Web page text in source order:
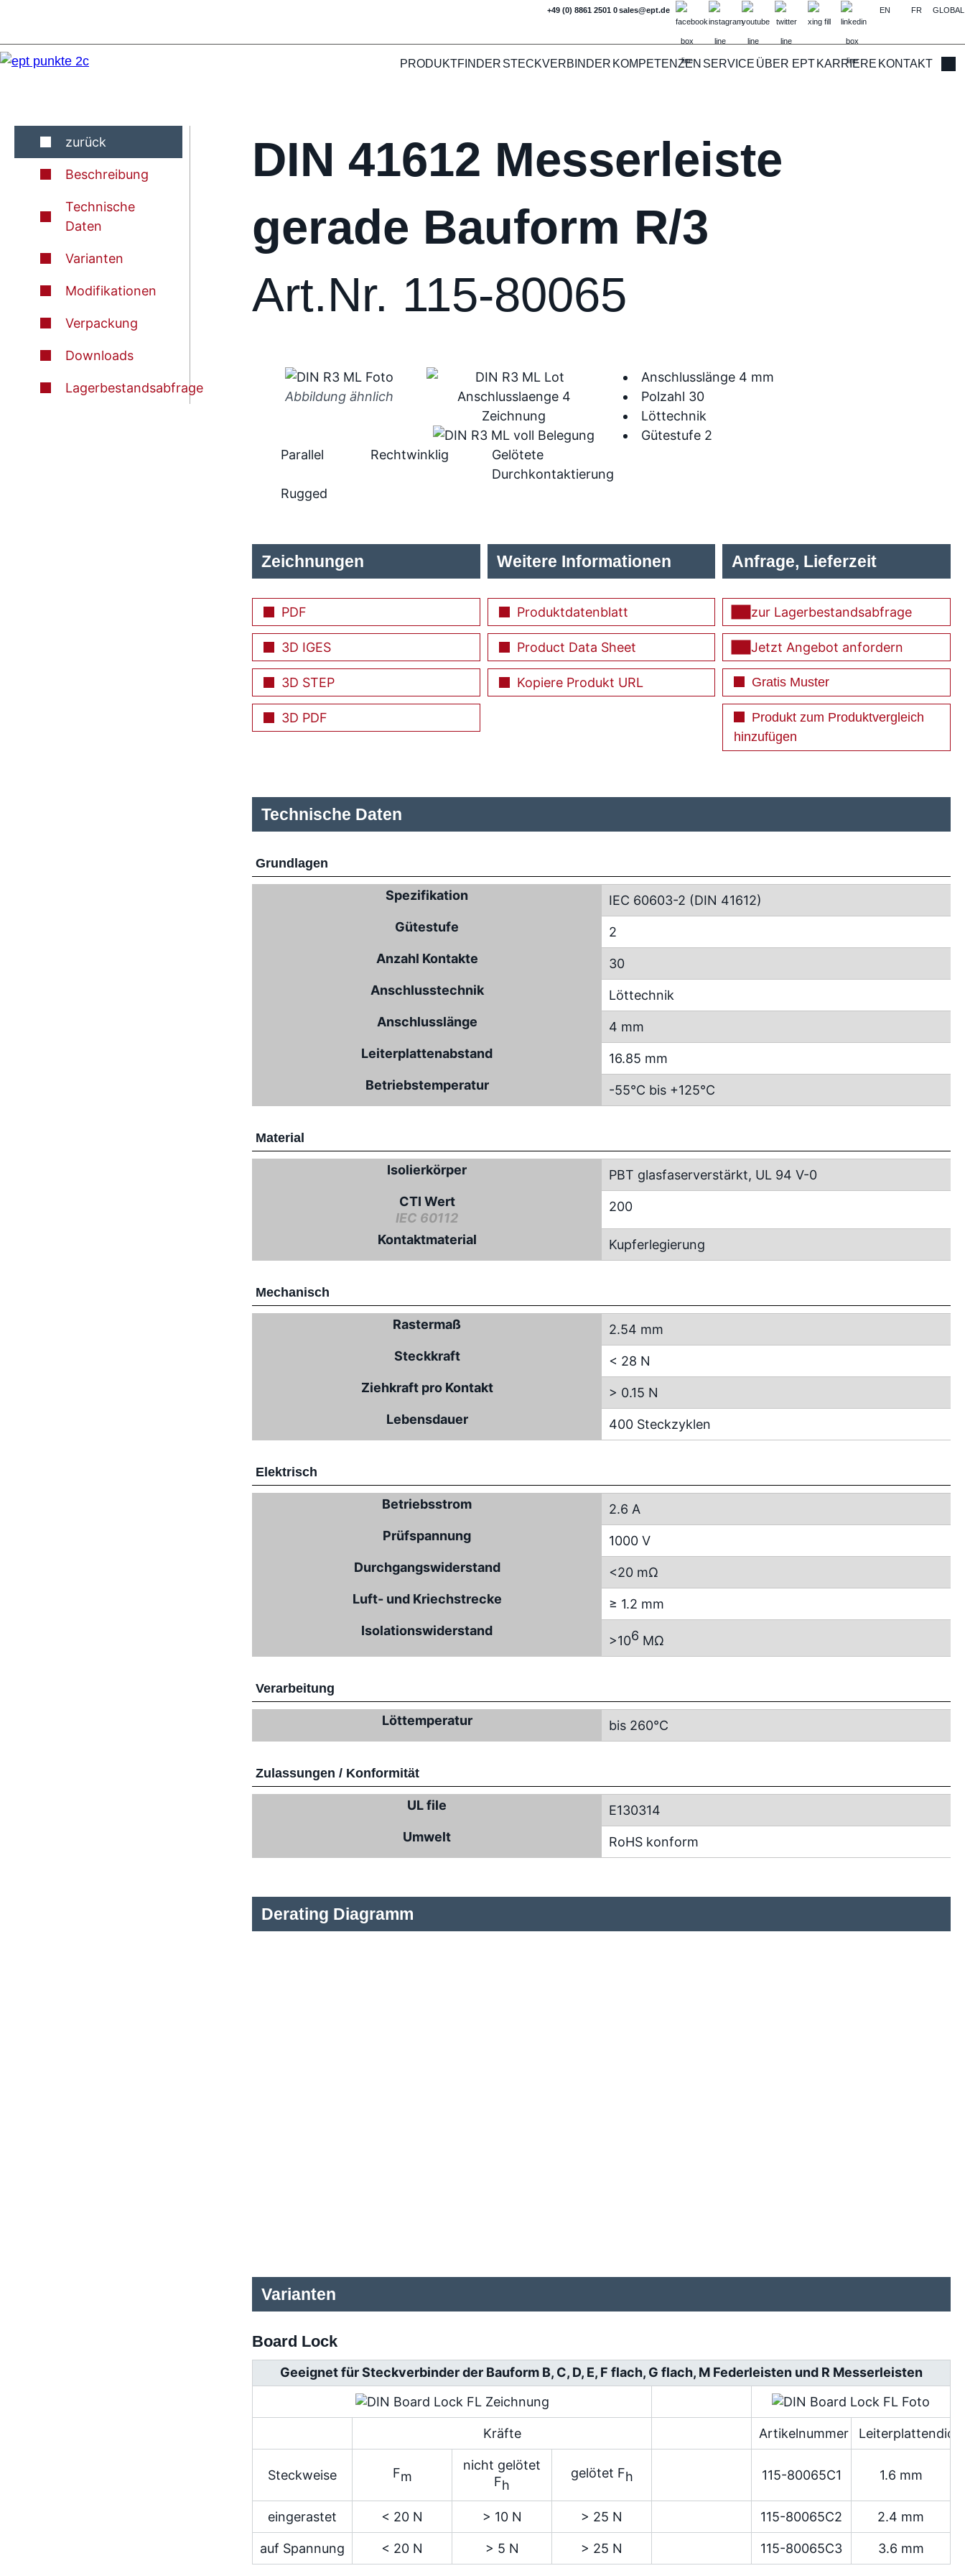
+49 (0) 8861 2501 0sales@ept.de EN FR GLOBAL
PRODUKTFINDER STECKVERBINDER KOMPETENZEN SERVICE ÜBER EPTKARRIERE KONTAKT
zurück
Beschreibung
Technische
Daten
Varianten
Modifikationen
Verpackung
Downloads
Lagerbestandsabfrage
DIN 41612 Messerleiste
gerade Bauform R/3
Art.Nr. 115-80065
Abbildung ähnlich
Anschlusslänge 4 mm
Polzahl 30
Löttechnik
Gütestufe 2
Parallel
Rechtwinklig
Gelötete
Durchkontaktierung
Rugged
Zeichnungen
PDF
3D IGES
3D STEP
3D PDF
Weitere Informationen
Produktdatenblatt
Product Data Sheet
Kopiere Produkt URL
Anfrage, Lieferzeit
zur Lagerbestandsabfrage
Jetzt Angebot anfordern
Gratis Muster
Produkt zum Produktvergleich
hinzufügen
Technische Daten
Grundlagen
Spezifikation
IEC 60603-2 (DIN 41612)
Gütestufe
2
Anzahl Kontakte
30
Anschlusstechnik
Löttechnik
Anschlusslänge
4 mm
Leiterplattenabstand
16.85 mm
Betriebstemperatur
-55°C bis +125°C
Material
Isolierkörper
PBT glasfaserverstärkt, UL 94 V-0
CTI Wert
IEC 60112
200
Kontaktmaterial Kupferlegierung
Mechanisch
Rastermaß
2.54 mm
Steckkraft
< 28 N
Ziehkraft pro Kontakt
> 0.15 N
Lebensdauer
400 Steckzyklen
Elektrisch
Betriebsstrom
2.6 A
Prüfspannung
1000 V
Durchgangswiderstand
<20 mΩ
Luft- und Kriechstrecke
≥ 1.2 mm
Isolationswiderstand
>106 MΩ
Verarbeitung
Löttemperatur bis 260°C
Zulassungen / Konformität
UL file
E130314
Umwelt
RoHS konform
Derating Diagramm
Varianten
Board Lock
Geeignet für Steckverbinder der Bauform B, C, D, E, F flach, G flach, M Federleisten und R Messerleisten
Kräfte Artikelnummer
Steckweise Fm
nicht gelötet
Fh
gelötet Fh 115-80065C1 1.6 mm
eingerastet < 20 N > 10 N > 25 N 115-80065C2 2.4 mm
auf Spannung < 20 N > 5 N > 25 N 115-80065C3 3.6 mm